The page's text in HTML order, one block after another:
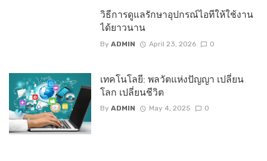
วิธีการดูแลรักษาอุปกรณ์ไอทีให้ใช้งาน
ได้ยาวนาน
By ADMIN April 23, 2026 0
เทคโนโลยี: พลวัตแห่งปัญญา เปลี่ยน
โลก เปลี่ยนชีวิต
By ADMIN May 4, 2025 0